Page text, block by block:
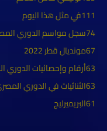
في مثل هذا اليوم111
سجل مواسم الدوري74
مونديال قطر 202267
أرقام وإحصائيات الدوري63
الثنائيات في الدوري63
البريميرليج61